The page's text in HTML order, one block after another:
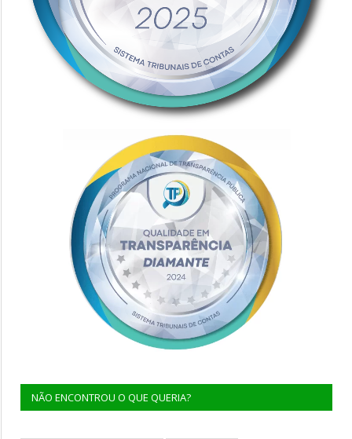
NÃO ENCONTROU O QUE QUERIA?